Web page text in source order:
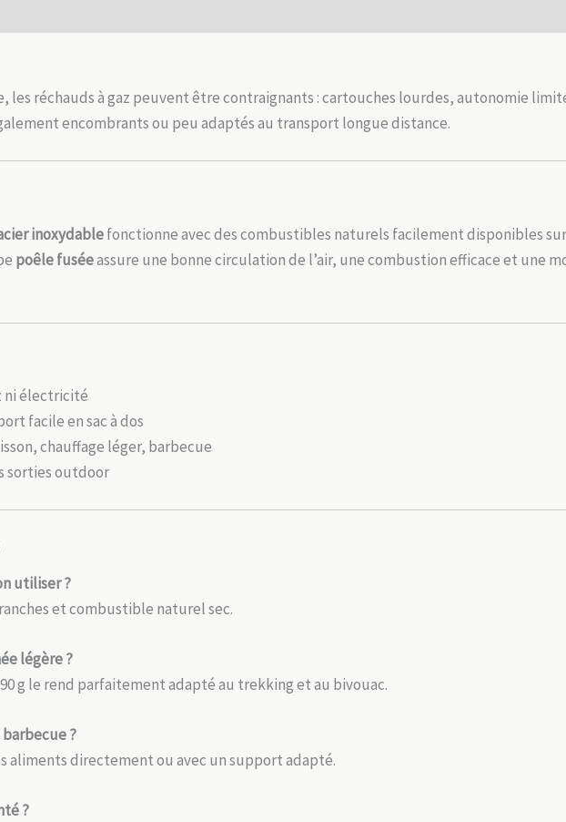
et
les réchauds à gaz peuvent être contraignants : cartouches lourdes, autonomie
encombrants ou peu adaptés au transport longue distance.
inoxydablefonctionne avec des combustibles naturels facilement disponibles
poêle fuséeassure une bonne circulation de l’air, une combustion efficace et une
ni électricité
facile en sac à dos
chauffage léger, barbecue
sorties outdoor
utiliser ?
et combustible naturel sec.
légère ?
g le rend parfaitement adapté au trekking et au bivouac.
?
aliments directement ou avec un support adapté.
?